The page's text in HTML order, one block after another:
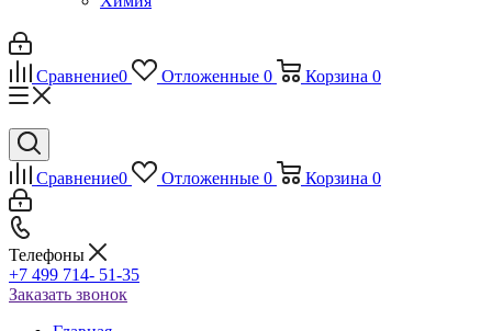
Сравнение0 Отложенные 0 Корзина 0
Сравнение0 Отложенные 0 Корзина 0
Телефоны
+7 499 714- 51-35
Заказать звонок